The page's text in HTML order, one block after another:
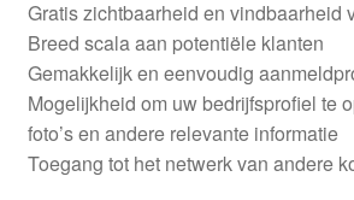
Gratis zichtbaarheid en vindbaarheid
Breed scala aan potentiële klanten
Gemakkelijk en eenvoudig
Mogelijkheid om uw bedrijfsprofiel te
foto’s en andere relevante informatie
Toegang tot het netwerk van andere